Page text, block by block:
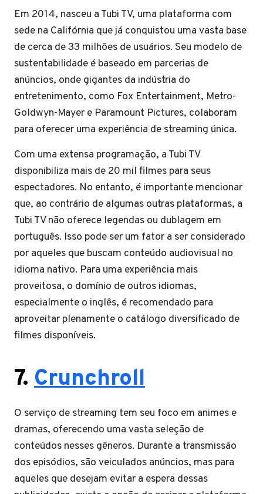
Em 2014, nasceu a Tubi TV, uma plataforma com
sede na Califórnia que já conquistou uma vasta base
de cerca de 33 milhões de usuários. Seu modelo de
sustentabilidade é baseado em parcerias de
anúncios, onde gigantes da indústria do
entretenimento, como Fox Entertainment, Metro-
Goldwyn-Mayer e Paramount Pictures, colaboram
para oferecer uma experiência de streaming única.
Com uma extensa programação, a Tubi TV
disponibiliza mais de 20 mil filmes para seus
espectadores. No entanto, é importante mencionar
que, ao contrário de algumas outras plataformas, a
Tubi TV não oferece legendas ou dublagem em
português. Isso pode ser um fator a ser considerado
por aqueles que buscam conteúdo audiovisual no
idioma nativo. Para uma experiência mais
proveitosa, o domínio de outros idiomas,
especialmente o inglês, é recomendado para
aproveitar plenamente o catálogo diversificado de
filmes disponíveis.
7. Crunchroll
O serviço de streaming tem seu foco em animes e
dramas, oferecendo uma vasta seleção de
conteúdos nesses gêneros. Durante a transmissão
dos episódios, são veiculados anúncios, mas para
aqueles que desejam evitar a espera dessas